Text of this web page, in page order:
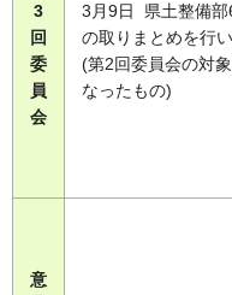
3
回
委
員
会
3月9日 県土整備部
の取りまとめを行い
(第2回委員会の対
なったもの)
意